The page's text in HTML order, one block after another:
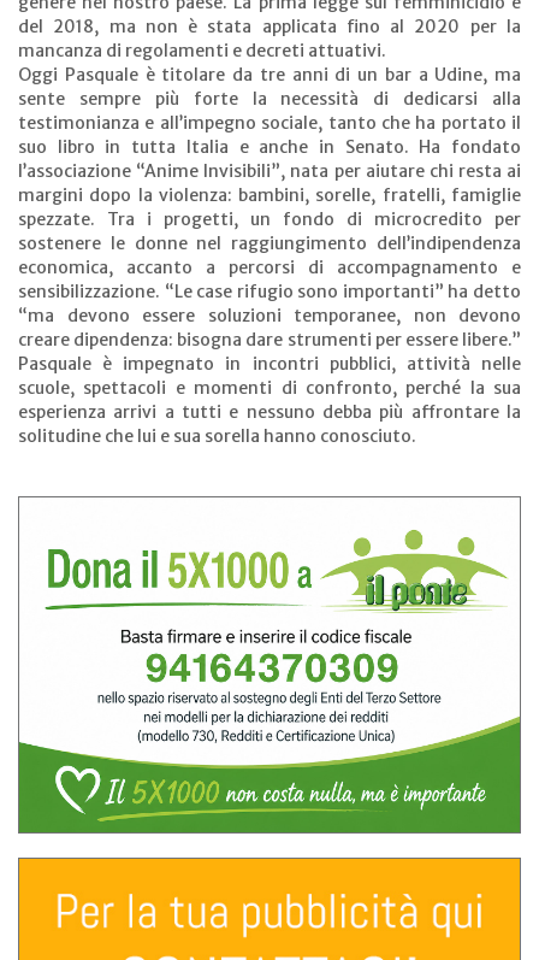
del 2018, ma non è stata applicata fino al 2020 per la
mancanza di regolamenti e decreti attuativi.
Oggi Pasquale è titolare da tre anni di un bar a Udine, ma
sente sempre più forte la necessità di dedicarsi alla
testimonianza e all’impegno sociale, tanto che ha portato il
suo libro in tutta Italia e anche in Senato. Ha fondato
l’associazione “Anime Invisibili”, nata per aiutare chi resta ai
margini dopo la violenza: bambini, sorelle, fratelli, famiglie
spezzate. Tra i progetti, un fondo di microcredito per
sostenere le donne nel raggiungimento dell’indipendenza
economica, accanto a percorsi di accompagnamento e
sensibilizzazione. “Le case rifugio sono importanti” ha detto
“ma devono essere soluzioni temporanee, non devono
creare dipendenza: bisogna dare strumenti per essere libere.”
Pasquale è impegnato in incontri pubblici, attività nelle
scuole, spettacoli e momenti di confronto, perché la sua
esperienza arrivi a tutti e nessuno debba più affrontare la
solitudine che lui e sua sorella hanno conosciuto.